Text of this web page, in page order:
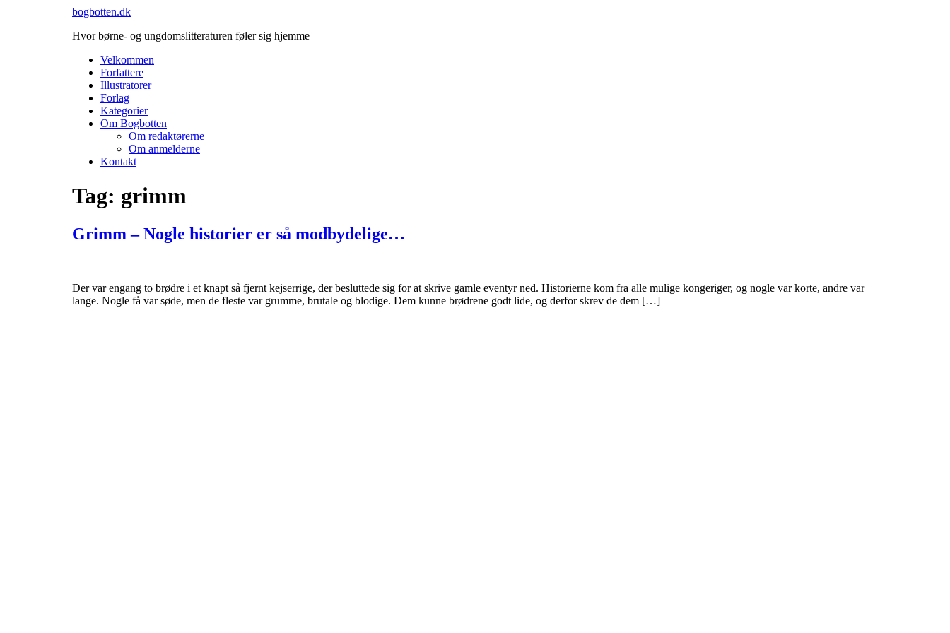
bogbotten.dk
Hvor børne- og ungdomslitteraturen føler sig hjemme
Velkommen
Forfattere
Illustratorer
Forlag
Kategorier
Om Bogbotten
Om redaktørerne
Om anmelderne
Kontakt
Tag: grimm
Grimm – Nogle historier er så modbydelige…
Der var engang to brødre i et knapt så fjernt kejserrige, der besluttede sig for at skrive gamle eventyr ned. Historierne kom fra alle mulige kongeriger, og nogle var korte, andre var
lange. Nogle få var søde, men de fleste var grumme, brutale og blodige. Dem kunne brødrene godt lide, og derfor skrev de dem […]